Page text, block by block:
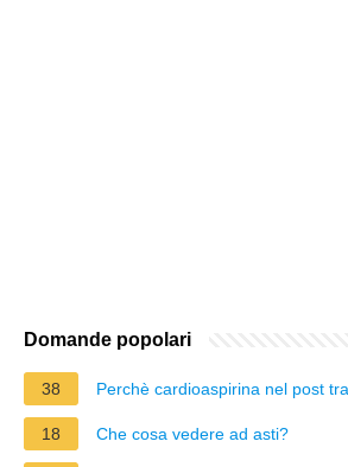
Domande popolari
38 Perchè cardioaspirina nel post
18 Che cosa vedere ad asti?